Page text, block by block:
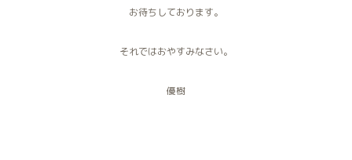
お待ちしております。
それではおやすみなさい。
優樹